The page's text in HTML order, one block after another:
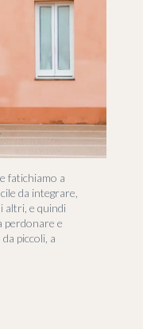
fatichiamo a
da integrare,
altri, e quindi
perdonare e
piccoli, a